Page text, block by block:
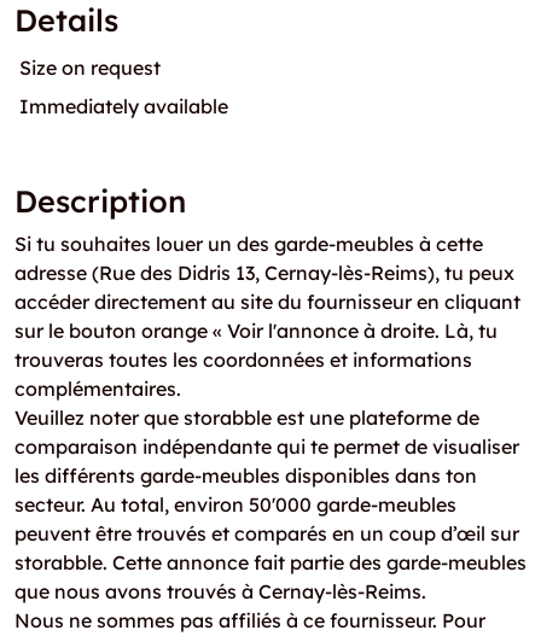
Details
Size on request
Immediately available
Description
Si tu souhaites louer un des garde-meubles à cette
adresse (Rue des Didris 13, Cernay-lès-Reims), tu peux
accéder directement au site du fournisseur en cliquant
sur le bouton orange « Voir l'annonce à droite. Là, tu
trouveras toutes les coordonnées et informations
complémentaires.
Veuillez noter que storabble est une plateforme de
comparaison indépendante qui te permet de visualiser
les différents garde-meubles disponibles dans ton
secteur. Au total, environ 50'000 garde-meubles
peuvent être trouvés et comparés en un coup d’œil sur
storabble. Cette annonce fait partie des garde-meubles
que nous avons trouvés à Cernay-lès-Reims.
Nous ne sommes pas affiliés à ce fournisseur. Pour